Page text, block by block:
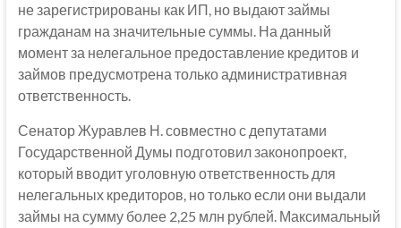
не зарегистрированы как ИП, но выдают займы
гражданам на значительные суммы. На данный
момент за нелегальное предоставление кредитов и
займов предусмотрена только административная
ответственность.
Сенатор Журавлев Н. совместно с депутатами
Государственной Думы подготовил законопроект,
который вводит уголовную ответственность для
нелегальных кредиторов, но только если они выдали
займы на сумму более 2,25 млн рублей. Максимальный